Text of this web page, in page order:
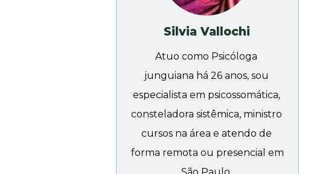
Atuo como Psicóloga
junguiana há 26 anos, sou
especialista em psicossomática,
consteladora sistêmica, ministro
cursos na área e atendo de
forma remota ou presencial em
Silvia Vallochi